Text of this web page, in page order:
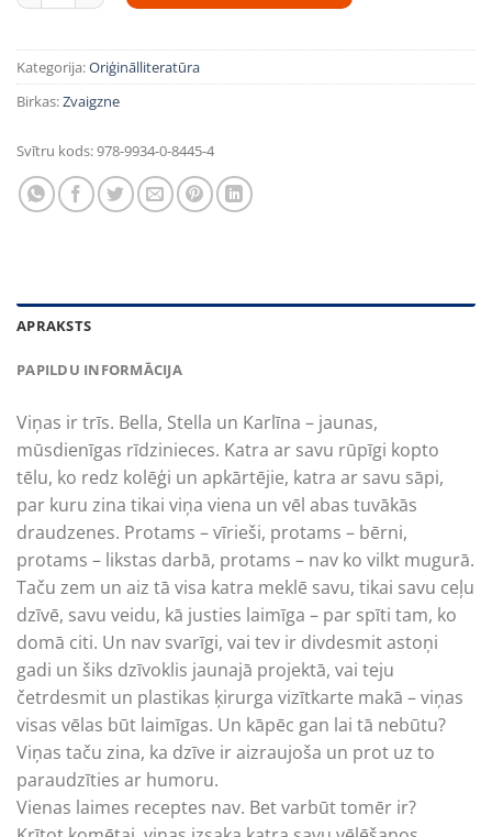
Kategorija:Oriģinālliteratūra
Birkas:Zvaigzne
Svītru kods:978-9934-0-8445-4
APRAKSTS
PAPILDU INFORMĀCIJA
Viņas ir trīs. Bella, Stella un Karlīna – jaunas,
mūsdienīgas rīdzinieces. Katra ar savu rūpīgi kopto
tēlu, ko redz kolēģi un apkārtējie, katra ar savu sāpi,
par kuru zina tikai viņa viena un vēl abas tuvākās
draudzenes. Protams – vīrieši, protams – bērni,
protams – likstas darbā, protams – nav ko vilkt mugurā.
Taču zem un aiz tā visa katra meklē savu, tikai savu ceļu
dzīvē, savu veidu, kā justies laimīga – par spīti tam, ko
domā citi. Un nav svarīgi, vai tev ir divdesmit astoņi
gadi un šiks dzīvoklis jaunajā projektā, vai teju
četrdesmit un plastikas ķirurga vizītkarte makā – viņas
visas vēlas būt laimīgas. Un kāpēc gan lai tā nebūtu?
Viņas taču zina, ka dzīve ir aizraujoša un prot uz to
paraudzīties ar humoru.
Vienas laimes receptes nav. Bet varbūt tomēr ir?